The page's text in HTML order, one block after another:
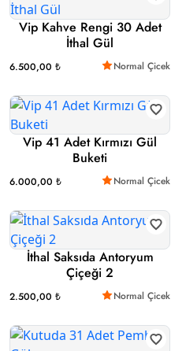
Vip Kahve Rengi 30 Adet
İthal Gül
6.500,00 ₺ Normal Çicek
Vip 41 Adet Kırmızı Gül
Buketi
6.000,00 ₺ Normal Çicek
İthal Saksıda Antoryum
Çiçeği 2
2.500,00 ₺ Normal Çicek